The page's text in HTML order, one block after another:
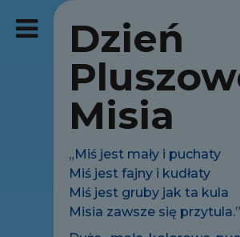
Dzień
Misia
„Miś jest mały i puchaty
Miś jest fajny i kudłaty
Miś jest gruby jak ta kula
Misia zawsze się przytula.”